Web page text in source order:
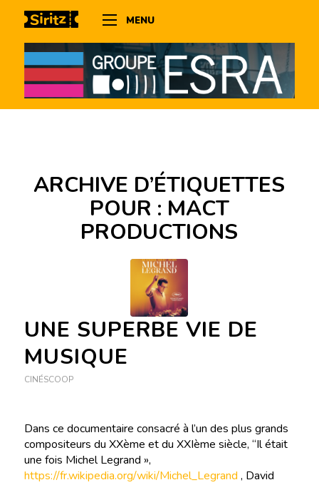
MENU
ARCHIVE D’ÉTIQUETTES
POUR : MACT
PRODUCTIONS
UNE SUPERBE VIE DE
MUSIQUE
CINÉSCOOP
Dans ce documentaire consacré à l’un des plus grands
compositeurs du XXème et du XXIème siècle, “Il était
une fois Michel Legrand »,
https://fr.wikipedia.org/wiki/Michel_Legrand , David